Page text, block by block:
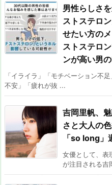
男性らしさ
ストステロ
せたい方の
ストステロ
ンが高い男
「イライラ」「モチベーション不
不安」「疲れが抜 ...
吉岡里帆、
さと大人の
「so long」
女優として、表
が注目される吉